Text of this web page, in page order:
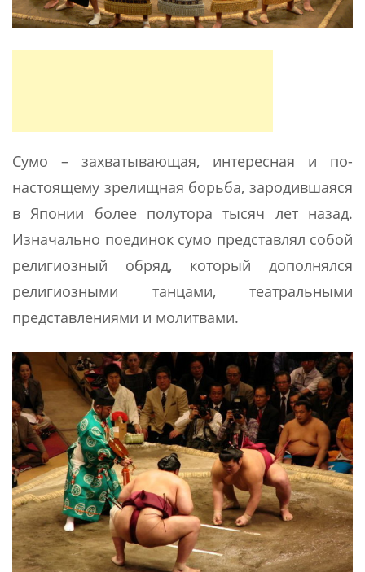
Сумо – захватывающая, интересная и по-
настоящему зрелищная борьба, зародившаяся
в Японии более полутора тысяч лет назад.
Изначально поединок сумо представлял собой
религиозный обряд, который дополнялся
религиозными танцами, театральными
представлениями и молитвами.